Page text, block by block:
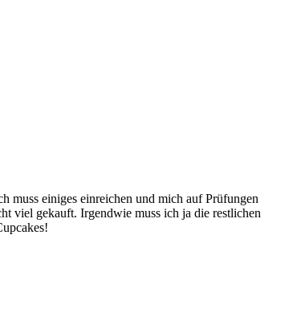
muss einiges einreichen und mich auf Prüfungen
viel gekauft. Irgendwie muss ich ja die restlichen